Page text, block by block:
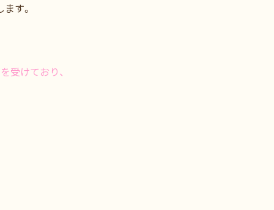
す。
受けており、